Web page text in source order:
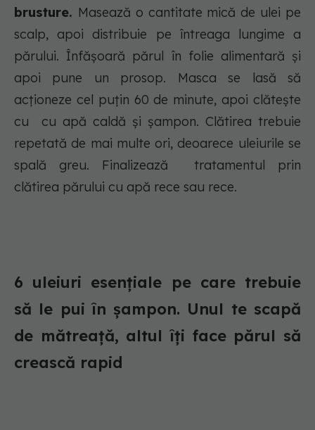
brusture. Masează o cantitate mică de ulei pe
scalp, apoi distribuie pe întreaga lungime a
părului. Înfășoară părul în folie alimentară și
apoi pune un prosop. Masca se lasă să
acționeze cel puțin 60 de minute, apoi clătește
cu cu apă caldă și șampon. Clătirea trebuie
repetată de mai multe ori, deoarece uleiurile se
spală greu. Finalizează tratamentul prin
clătirea părului cu apă rece sau rece.
6 uleiuri esențiale pe care trebuie
să le pui în șampon. Unul te scapă
de mătreață, altul îți face părul să
crească rapid